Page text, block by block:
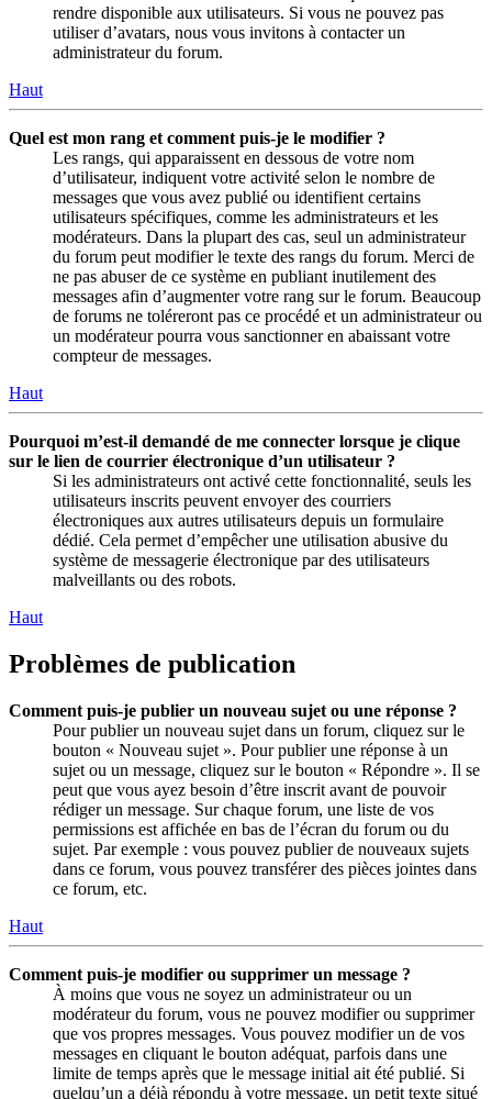
rendre disponible aux utilisateurs. Si vous ne pouvez pas
utiliser d’avatars, nous vous invitons à contacter un
administrateur du forum.
Haut
Quel est mon rang et comment puis-je le modifier ?
Les rangs, qui apparaissent en dessous de votre nom
d’utilisateur, indiquent votre activité selon le nombre de
messages que vous avez publié ou identifient certains
utilisateurs spécifiques, comme les administrateurs et les
modérateurs. Dans la plupart des cas, seul un administrateur
du forum peut modifier le texte des rangs du forum. Merci de
ne pas abuser de ce système en publiant inutilement des
messages afin d’augmenter votre rang sur le forum. Beaucoup
de forums ne toléreront pas ce procédé et un administrateur ou
un modérateur pourra vous sanctionner en abaissant votre
compteur de messages.
Haut
Pourquoi m’est-il demandé de me connecter lorsque je clique
sur le lien de courrier électronique d’un utilisateur ?
Si les administrateurs ont activé cette fonctionnalité, seuls les
utilisateurs inscrits peuvent envoyer des courriers
électroniques aux autres utilisateurs depuis un formulaire
dédié. Cela permet d’empêcher une utilisation abusive du
système de messagerie électronique par des utilisateurs
malveillants ou des robots.
Haut
Problèmes de publication
Comment puis-je publier un nouveau sujet ou une réponse ?
Pour publier un nouveau sujet dans un forum, cliquez sur le
bouton « Nouveau sujet ». Pour publier une réponse à un
sujet ou un message, cliquez sur le bouton « Répondre ». Il se
peut que vous ayez besoin d’être inscrit avant de pouvoir
rédiger un message. Sur chaque forum, une liste de vos
permissions est affichée en bas de l’écran du forum ou du
sujet. Par exemple : vous pouvez publier de nouveaux sujets
dans ce forum, vous pouvez transférer des pièces jointes dans
ce forum, etc.
Haut
Comment puis-je modifier ou supprimer un message ?
À moins que vous ne soyez un administrateur ou un
modérateur du forum, vous ne pouvez modifier ou supprimer
que vos propres messages. Vous pouvez modifier un de vos
messages en cliquant le bouton adéquat, parfois dans une
limite de temps après que le message initial ait été publié. Si
quelqu’un a déjà répondu à votre message, un petit texte situé